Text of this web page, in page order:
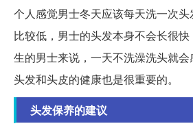
个人感觉男士冬天应该每天洗一次
比较低，男士的头发本身不会长很
生的男士来说，一天不洗澡洗头就
头发和头皮的健康也是很重要的。
头发保养的建议